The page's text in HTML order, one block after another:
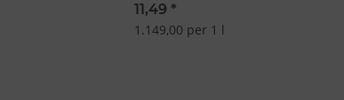
11,49 *
1.149,00 per 1 l